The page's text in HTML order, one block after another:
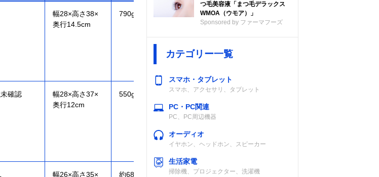
幅28×高さ38×
奥行14.5cm
790g ナイロン
〇（～13.3イン
チ）
確認
幅28×高さ37×
奥行12cm
550g
ナイロン、ポリ
エステル
〇（～13.3イン
幅26×高さ35×
約680g ナイロン
〇（～13.3イン
つ毛美容液「まつ毛デラックス
WMOA（ウモア）」
Sponsored by ファーマフーズ
カテゴリー一覧
スマホ・タブレット
スマホ、アクセサリ、タブレット
PC・PC関連
PC、PC周辺機器
オーディオ
イヤホン、ヘッドホン、スピーカー
生活家電
掃除機、プロジェクター、洗濯機